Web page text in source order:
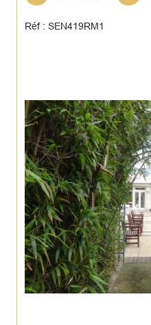
Réf : SEN419RM1